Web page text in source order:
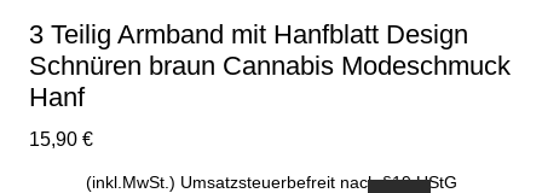
3 Teilig Armband mit Hanfblatt Design
Schnüren braun Cannabis Modeschmuck
Hanf
15,90 €
(inkl.MwSt.) Umsatzsteuerbefreit nach §19 UStG